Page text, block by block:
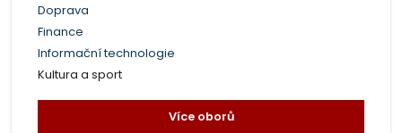
Doprava
Finance
Informační technologie
Kultura a sport
Více oborů